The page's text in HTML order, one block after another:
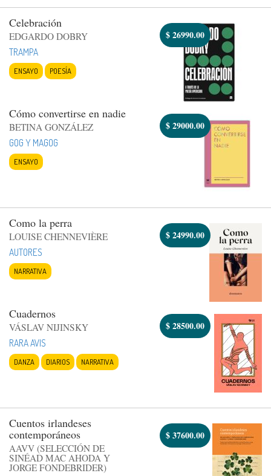
Celebración
EDGARDO DOBRY
TRAMPA
ENSAYO POESÍA
$26990.00
Cómo convertirse en nadie
BETINA GONZÁLEZ
GOG Y MAGOG
ENSAYO
$29000.00
Como la perra
LOUISE CHENNEVIÈRE
AUTORES
NARRATIVA
$24990.00
Cuadernos
VÁSLAV NIJINSKY
RARA AVIS
DANZA DIARIOS NARRATIVA
$28500.00
Cuentos irlandeses
contemporáneos
AAVV (SELECCIÓN DE
SINÉAD MAC AHODA Y
JORGE FONDEBRIDER)
$37600.00